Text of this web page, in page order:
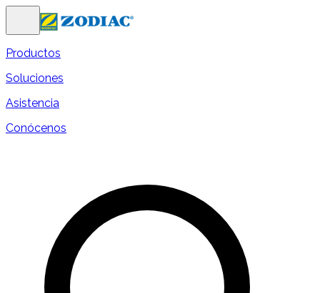
Productos
Soluciones
Asistencia
Conócenos